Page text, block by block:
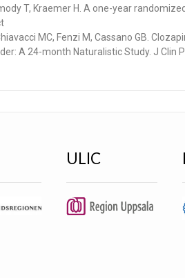
T, Kraemer H. A one-year
MC, Fenzi M, Cassano GB.
A 24-month Naturalistic Study. J Clin
ULIC